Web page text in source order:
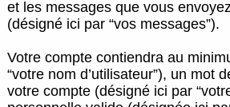
et les messages que vous
(désigné ici par “vos messages”).
Votre compte contiendra au
“votre nom d’utilisateur”), un mot
votre compte (désigné ici par